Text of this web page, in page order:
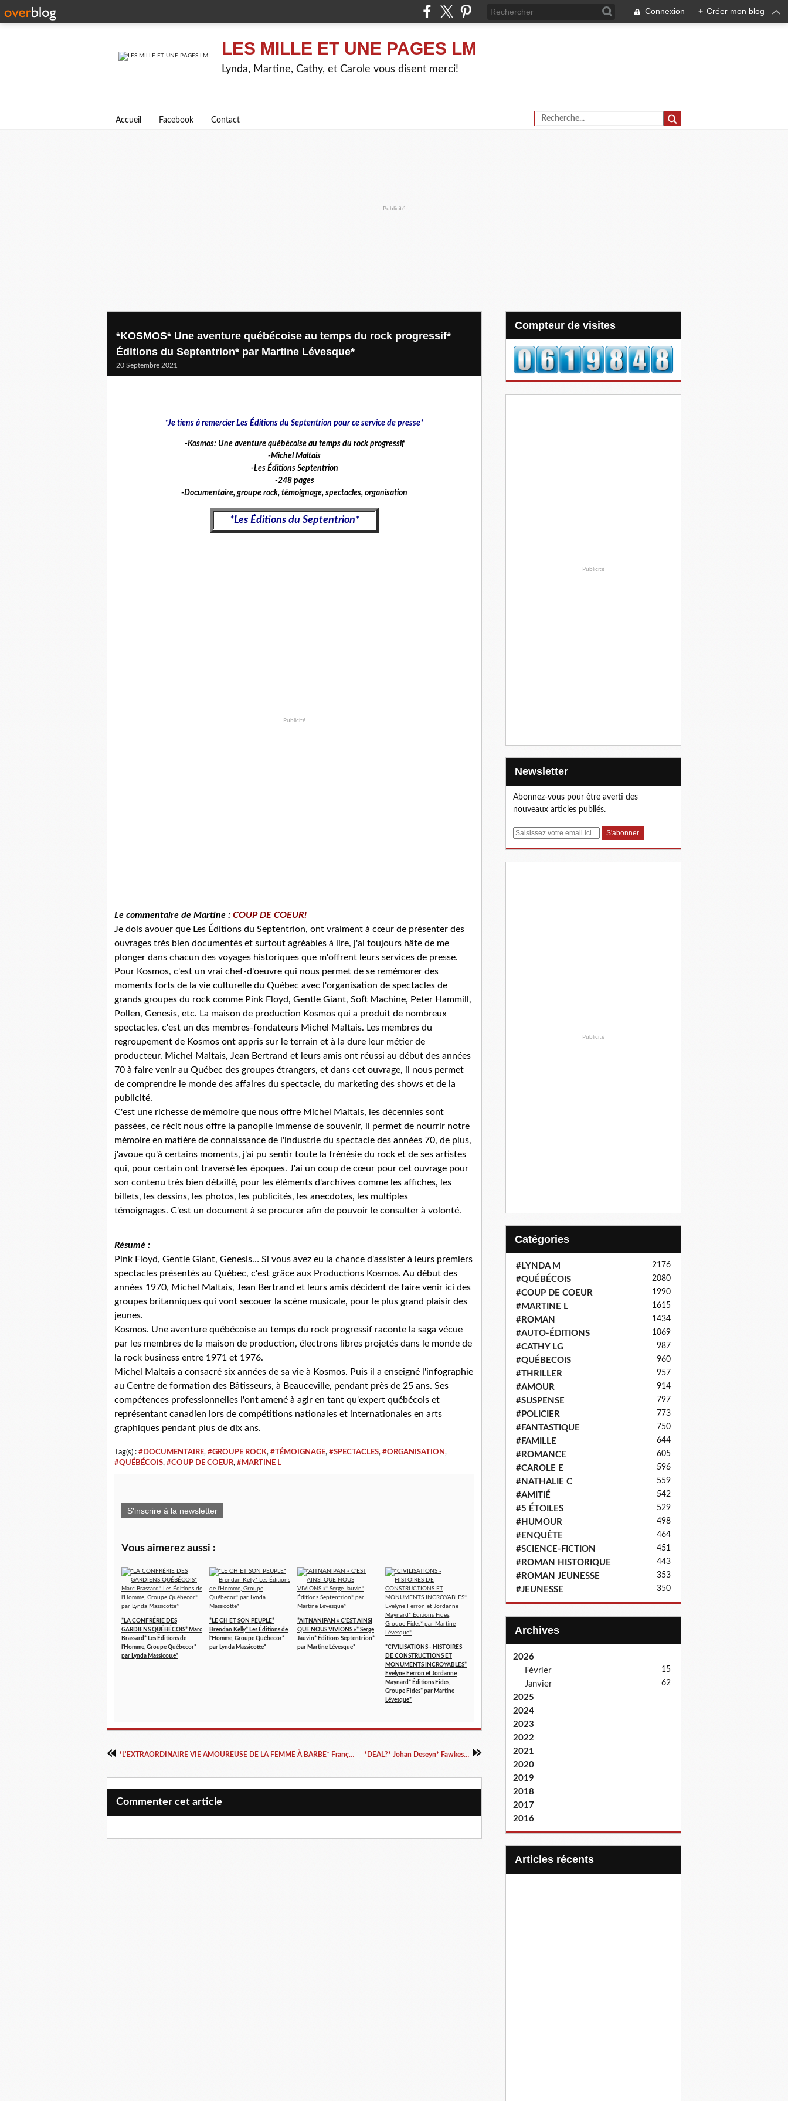
Connexion + Créer mon blog
LES MILLE ET UNE PAGES LM
Lynda, Martine, Cathy, et Carole vous disent merci!
Accueil Facebook Contact
Publicité
*KOSMOS* Une aventure québécoise au temps du rock progressif*
Éditions du Septentrion* par Martine Lévesque*
20 Septembre 2021
*Je tiens à remercier Les Éditions du Septentrion pour ce service de presse*
-Kosmos: Une aventure québécoise au temps du rock progressif
-Michel Maltais
-Les Éditions Septentrion
-248 pages
-Documentaire, groupe rock, témoignage, spectacles, organisation
*Les Éditions du Septentrion*
Publicité
Le commentaire de Martine : COUP DE COEUR!
Je dois avouer que Les Éditions du Septentrion, ont vraiment à cœur de présenter des
ouvrages très bien documentés et surtout agréables à lire, j'ai toujours hâte de me
plonger dans chacun des voyages historiques que m'offrent leurs services de presse.
Pour Kosmos, c'est un vrai chef-d'oeuvre qui nous permet de se remémorer des
moments forts de la vie culturelle du Québec avec l'organisation de spectacles de
grands groupes du rock comme Pink Floyd, Gentle Giant, Soft Machine, Peter Hammill,
Pollen, Genesis, etc. La maison de production Kosmos qui a produit de nombreux
spectacles, c'est un des membres-fondateurs Michel Maltais. Les membres du
regroupement de Kosmos ont appris sur le terrain et à la dure leur métier de
producteur. Michel Maltais, Jean Bertrand et leurs amis ont réussi au début des années
70 à faire venir au Québec des groupes étrangers, et dans cet ouvrage, il nous permet
de comprendre le monde des affaires du spectacle, du marketing des shows et de la
publicité.
C'est une richesse de mémoire que nous offre Michel Maltais, les décennies sont
passées, ce récit nous offre la panoplie immense de souvenir, il permet de nourrir notre
mémoire en matière de connaissance de l'industrie du spectacle des années 70, de plus,
j'avoue qu'à certains moments, j'ai pu sentir toute la frénésie du rock et de ses artistes
qui, pour certain ont traversé les époques. J'ai un coup de cœur pour cet ouvrage pour
son contenu très bien détaillé, pour les éléments d'archives comme les affiches, les
billets, les dessins, les photos, les publicités, les anecdotes, les multiples
témoignages. C'est un document à se procurer afin de pouvoir le consulter à volonté.
Résumé :
Pink Floyd, Gentle Giant, Genesis… Si vous avez eu la chance d'assister à leurs premiers
spectacles présentés au Québec, c'est grâce aux Productions Kosmos. Au début des
années 1970, Michel Maltais, Jean Bertrand et leurs amis décident de faire venir ici des
groupes britanniques qui vont secouer la scène musicale, pour le plus grand plaisir des
jeunes.
Kosmos. Une aventure québécoise au temps du rock progressif raconte la saga vécue
par les membres de la maison de production, électrons libres projetés dans le monde de
la rock business entre 1971 et 1976.
Michel Maltais a consacré six années de sa vie à Kosmos. Puis il a enseigné l'infographie
au Centre de formation des Bâtisseurs, à Beauceville, pendant près de 25 ans. Ses
compétences professionnelles l'ont amené à agir en tant qu'expert québécois et
représentant canadien lors de compétitions nationales et internationales en arts
graphiques pendant plus de dix ans.
Tag(s) : #DOCUMENTAIRE, #GROUPE ROCK, #TÉMOIGNAGE, #SPECTACLES, #ORGANISATION,
#QUÉBÉCOIS, #COUP DE COEUR, #MARTINE L
S'inscrire à la newsletter
Vous aimerez aussi :
*LA CONFRÉRIE DES
GARDIENS QUÉBÉCOIS* Marc
Brassard* Les Éditions de
l'Homme, Groupe Québecor*
par Lynda Massicotte*
*LE CH ET SON PEUPLE*
Brendan Kelly* Les Éditions de
l'Homme, Groupe Québecor*
par Lynda Massicotte*
*AITNANIPAN « C'EST AINSI
QUE NOUS VIVIONS »* Serge
Jauvin* Éditions Septentrion*
par Martine Lévesque*
*CIVILISATIONS - HISTOIRES
DE CONSTRUCTIONS ET
MONUMENTS INCROYABLES*
Evelyne Ferron et Jordanne
Maynard* Éditions Fides,
Groupe Fides* par Martine
Lévesque*
*L'EXTRAORDINAIRE VIE AMOUREUSE DE LA FEMME À BARBE* François Légende* Éditions Librinova* par Nathalie Courchesne* *DEAL?* Johan Deseyn* Fawkes Éditions* par Cathy Le Gall*
Commenter cet article
Compteur de visites
Publicité
Newsletter
Abonnez-vous pour être averti des
nouveaux articles publiés.
E
Publicité
Catégories
#LYNDA M 2176
#QUÉBÉCOIS 2080
#COUP DE COEUR 1990
#MARTINE L 1615
#ROMAN 1434
#AUTO-ÉDITIONS 1069
#CATHY LG 987
#QUÉBECOIS 960
#THRILLER 957
#AMOUR 914
#SUSPENSE 797
#POLICIER 773
#FANTASTIQUE 750
#FAMILLE 644
#ROMANCE 605
#CAROLE E 596
#NATHALIE C 559
#AMITIÉ 542
#5 ÉTOILES 529
#HUMOUR 498
#ENQUÊTE 464
#SCIENCE-FICTION 451
#ROMAN HISTORIQUE 443
#ROMAN JEUNESSE 353
#JEUNESSE 350
Archives
2026
Février
15
Janvier 62
2025
2024
2023
2022
2021
2020
2019
2018
2017
2016
articles récents